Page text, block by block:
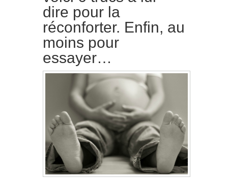
dire pour la
réconforter. Enfin, au
moins pour
essayer…